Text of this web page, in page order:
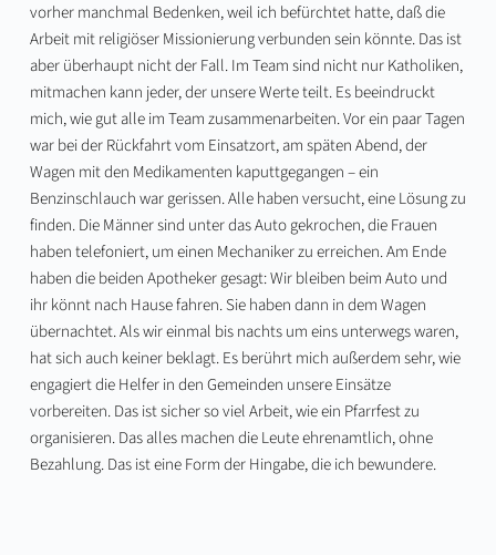
vorher manchmal Bedenken, weil ich befürchtet hatte, daß die
Arbeit mit religiöser Missionierung verbunden sein könnte. Das ist
aber überhaupt nicht der Fall. Im Team sind nicht nur Katholiken,
mitmachen kann jeder, der unsere Werte teilt. Es beeindruckt
mich, wie gut alle im Team zusammenarbeiten. Vor ein paar Tagen
war bei der Rückfahrt vom Einsatzort, am späten Abend, der
Wagen mit den Medikamenten kaputtgegangen – ein
Benzinschlauch war gerissen. Alle haben versucht, eine Lösung zu
finden. Die Männer sind unter das Auto gekrochen, die Frauen
haben telefoniert, um einen Mechaniker zu erreichen. Am Ende
haben die beiden Apotheker gesagt: Wir bleiben beim Auto und
ihr könnt nach Hause fahren. Sie haben dann in dem Wagen
übernachtet. Als wir einmal bis nachts um eins unterwegs waren,
hat sich auch keiner beklagt. Es berührt mich außerdem sehr, wie
engagiert die Helfer in den Gemeinden unsere Einsätze
vorbereiten. Das ist sicher so viel Arbeit, wie ein Pfarrfest zu
organisieren. Das alles machen die Leute ehrenamtlich, ohne
Bezahlung. Das ist eine Form der Hingabe, die ich bewundere.